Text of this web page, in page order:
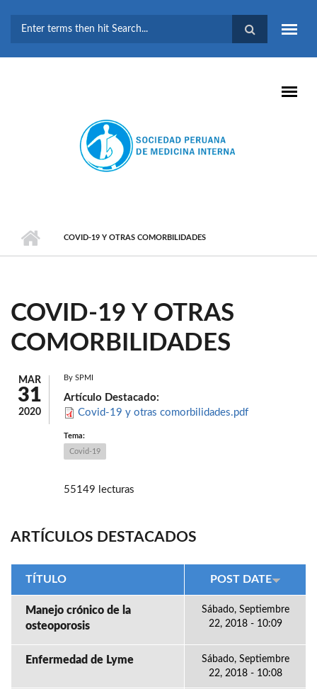
BÚSQUEDA
COVID-19 Y OTRAS COMORBILIDADES
COVID-19 Y OTRAS
COMORBILIDADES
MAR
31
2020
By SPMI
Artículo Destacado:
Covid-19 y otras comorbilidades.pdf
Tema:
Covid-19
55149 lecturas
ARTÍCULOS DESTACADOS
TÍTULO POST DATE
Manejo crónico de la
osteoporosis
Sábado, Septiembre
22, 2018 - 10:09
Enfermedad de Lyme
Sábado, Septiembre
22, 2018 - 10:08